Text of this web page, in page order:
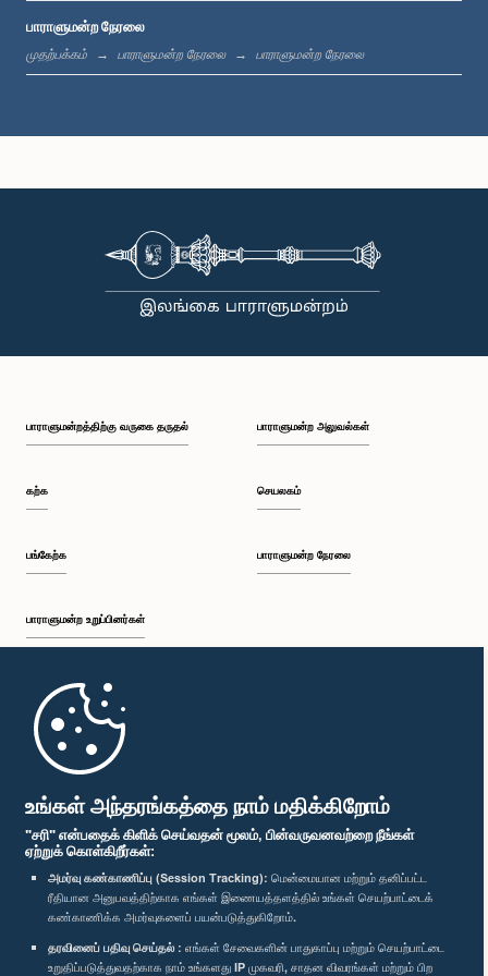
உங்கள் அந்தரங்கத்தை நாம் மதிக்கிறோம்
"சரி" என்பதைக் கிளிக் செய்வதன் மூலம், பின்வருவனவற்றை நீங்கள்
ஏற்றுக் கொள்கிறீர்கள்:
அமர்வு கண்காணிப்பு (Session Tracking): மென்மையான மற்றும் தனிப்பட்ட
ரீதியான அனுபவத்திற்காக எங்கள் இணையத்தளத்தில் உங்கள் செயற்பாட்டைக்
கண்காணிக்க அமர்வுகளைப் பயன்படுத்துகிறோம்.
தரவினைப் பதிவு செய்தல் : எங்கள் சேவைகளின் பாதுகாப்பு மற்றும் செயற்பாட்டை
உறுதிப்படுத்துவதற்காக நாம் உங்களது IP முகவரி, சாதன விவரங்கள் மற்றும் பிற
பி.ப. 1:42 - பி.ப. 1:58
பி.ப. 2:10 - பி.ப. 2:22
பி.ப. 2:22 - பி.ப. 2:33
பி.ப. 2:43 - பி.ப. 2:47
பி.ப. 2:54 - பி.ப. 3:04
பி.ப. 3:04 - பி.ப. 3:12
பி.ப. 3:12 - பி.ப. 3:22
பாராளுமன்ற நேரலை
முதற்பக்கம் பாராளுமன்ற நேரலை பாராளுமன்ற நேரலை
பாராளுமன்றத்திற்கு வருகை தருதல்
கற்க
பங்கேற்க
பாராளுமன்ற உறுப்பினர்கள்
முதற்பக்கம்
பாராளுமன்ற அலுவல்கள்
செயலகம்
பாராளுமன்ற நேரலை
பாராளுமன்ற கையடக்க செயலி
எம்மை பின்தொடர்க :
விருதுகள்